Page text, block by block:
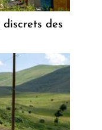
discrets des